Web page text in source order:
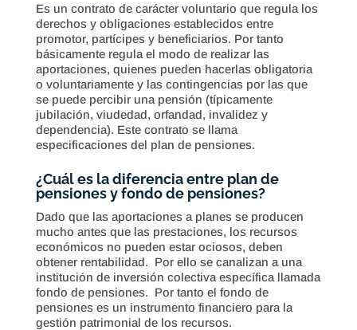
Es un contrato de carácter voluntario que regula los
derechos y obligaciones establecidos entre
promotor, partícipes y beneficiarios. Por tanto
básicamente regula el modo de realizar las
aportaciones, quienes pueden hacerlas obligatoria
o voluntariamente y las contingencias por las que
se puede percibir una pensión (típicamente
jubilación, viudedad, orfandad, invalidez y
dependencia). Este contrato se llama
especificaciones del plan de pensiones.
¿Cuál es la diferencia entre plan de
pensiones y fondo de pensiones?
Dado que las aportaciones a planes se producen
mucho antes que las prestaciones, los recursos
económicos no pueden estar ociosos, deben
obtener rentabilidad. Por ello se canalizan a una
institución de inversión colectiva específica llamada
fondo de pensiones. Por tanto el fondo de
pensiones es un instrumento financiero para la
gestión patrimonial de los recursos.